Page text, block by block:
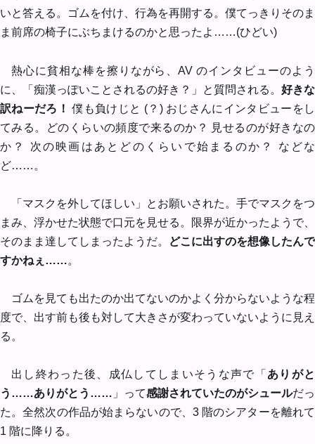
いと答える。ゴムを付け、行為を再開する。僕てっきりそのま
ま前席の椅子にぶちまけるのかと思ったよ……(ひどい)
熱心に貧相な棒を擦りながら、AV のインタビューのよう
に、「痴漢っぽいことされるの好き？」と質問される。 好きな
訳ねーだろ！ 僕も負けじと (？) おじさんにインタビューをし
てみる。どのくらいの頻度で来るのか？ 見せるのが好きなの
か？ 次の映画はあとどのくらいで始まるのか？ などな
ど……。
「マスクを外してほしい」とお願いされた。手でマスクをつ
まみ、浮かせた状態で口元を見せる。限界が近かったようで、
そのまま達してしまったようだ。
どこに出すのを想像したんで
すかねぇ……。
ゴムを見ても出たのか出てないのかよく分からないような程
度で、出す前も後も対して大きさが変わっていないように見え
る。
出し終わった後、成仏してしまいそうな声で「 ありがと
う……ありがとう…… 」って感謝されていたのがシュールだっ
た。全然次の作品が始まらないので、3 階のシアターを離れて
1 階に降りる。